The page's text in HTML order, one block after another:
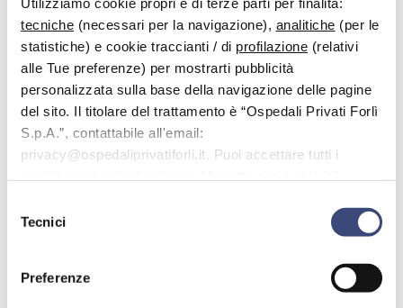
tecniche (necessari per la navigazione), analitiche (per le
statistiche) e cookie traccianti / di profilazione (relativi
alle Tue preferenze) per mostrarti pubblicità
personalizzata sulla base della navigazione delle pagine
del sito. Il titolare del trattamento è “Ospedali Privati Forlì
S.p.A.”, contattabile all'email:
privacy@ospedaliprivatiforli.it. Puoi accettare tutti i
gestire le tue preferenze facendo clic su “Personalizza”.
delTecnici
Preferenze
Cuoghi Filippo
Preparatore Atletico